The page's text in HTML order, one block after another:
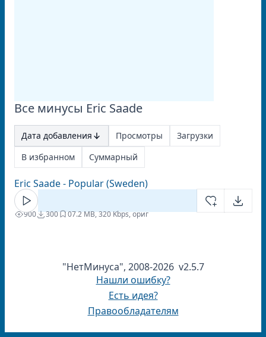
Все минусы Eric Saade
Дата добавления Просмотры
Загрузки
В избранном
Суммарный
Eric Saade - Popular (Sweden)
900 300 07.2 MB, 320 Kbps, ориг
"НетМинуса", 2008-2026 v2.5.7
Нашли ошибку?
Есть идея?
Правообладателям